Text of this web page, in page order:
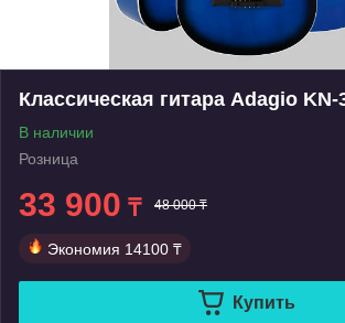
Классическая гитара Adagio KN-
В наличии
Розница
33 900 ₸ 48 000 ₸
Экономия 14100 ₸
Купить